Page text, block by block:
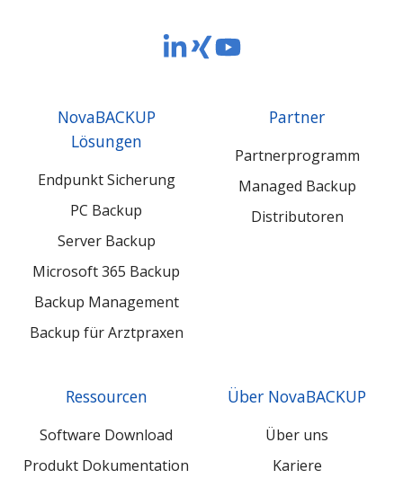
NovaBACKUP
NovaBACKUP
NovaBACKUP
YouTube
NovaBACKUP
Lösungen
Endpunkt Sicherung
PC Backup
Server Backup
Microsoft 365 Backup
Backup Management
Backup für Arztpraxen
Partner
Partnerprogramm
Managed Backup
Distributoren
Ressourcen
Software Download
Produkt Dokumentation
Über NovaBACKUP
Über uns
Kariere